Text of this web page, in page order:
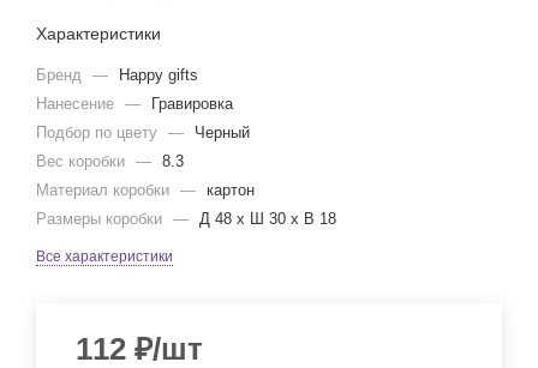
Характеристики
Бренд —
Happy gifts
Нанесение —
Гравировка
Подбор по цвету —
Черный
Вес коробки — 8.3
Материал коробки — картон
Размеры коробки — Д 48 x Ш 30 x В 18
Все характеристики
112 ₽/шт